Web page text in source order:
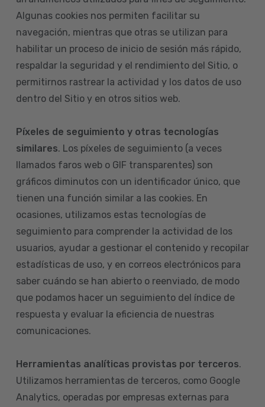
Algunas cookies nos permiten facilitar su
navegación, mientras que otras se utilizan para
habilitar un proceso de inicio de sesión más rápido,
respaldar la seguridad y el rendimiento del Sitio, o
permitirnos rastrear la actividad y los datos de uso
dentro del Sitio y en otros sitios web.
Píxeles de seguimiento y otras tecnologías
similares. Los píxeles de seguimiento (a veces
llamados faros web o GIF transparentes) son
gráficos diminutos con un identificador único, que
tienen una función similar a las cookies. En
ocasiones, utilizamos estas tecnologías de
seguimiento para comprender la actividad de los
usuarios, ayudar a gestionar el contenido y recopilar
estadísticas de uso, y en correos electrónicos para
saber cuándo se han abierto o reenviado, de modo
que podamos hacer un seguimiento del índice de
respuesta y evaluar la eficiencia de nuestras
comunicaciones.
Herramientas analíticas provistas por terceros.
Utilizamos herramientas de terceros, como Google
Analytics, operadas por empresas externas para